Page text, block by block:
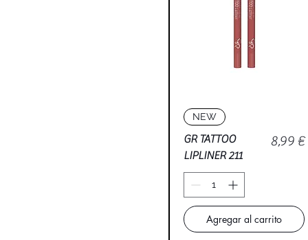
Vista rápida
NEW
GR TATTOO
LIPLINER 211
Precio
8,99 €
Agregar al carrito